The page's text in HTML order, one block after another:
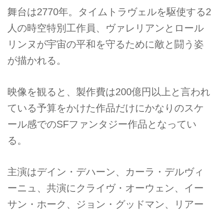
舞台は2770年。タイムトラヴェルを駆使する2
人の時空特別工作員、ヴァレリアンとロール
リンヌが宇宙の平和を守るために敵と闘う姿
が描かれる。
映像を観ると、製作費は200億円以上と言われ
ている予算をかけた作品だけにかなりのスケ
ール感でのSFファンタジー作品となってい
る。
主演はデイン・デハーン、カーラ・デルヴィ
ーニュ、共演にクライヴ・オーウェン、イー
サン・ホーク、ジョン・グッドマン、リアー